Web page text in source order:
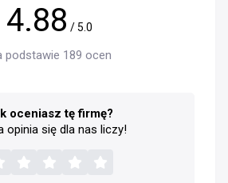
4.88 / 5.0
podstawie 189 ocen
oceniasz tę firmę?
opinia się dla nas liczy!